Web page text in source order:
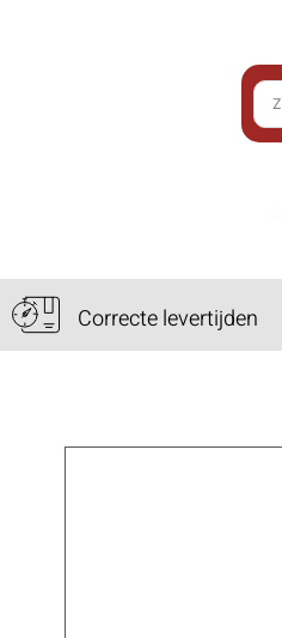
Correcte levertijden